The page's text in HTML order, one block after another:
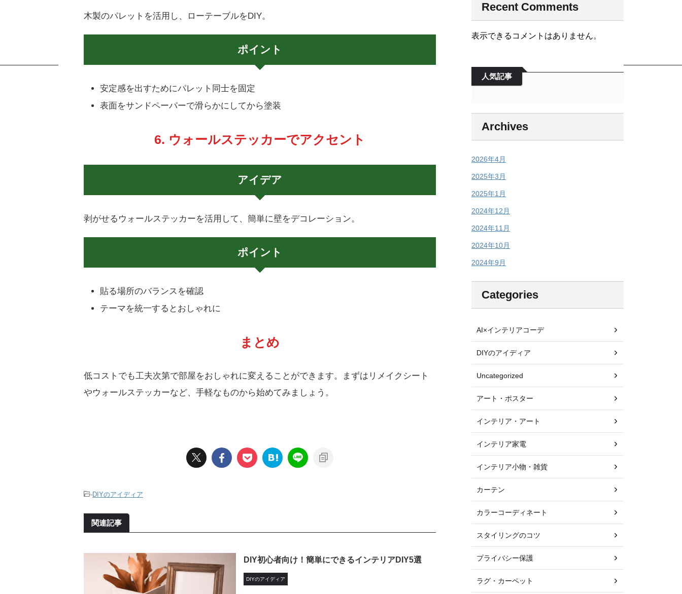
木製のパレットを活用し、ローテーブルをDIY。
ポイント
安定感を出すためにパレット同士を固定
表面をサンドペーパーで滑らかにしてから塗装
6. ウォールステッカーでアクセント
アイデア
剥がせるウォールステッカーを活用して、簡単に壁をデコレーション。
ポイント
貼る場所のバランスを確認
テーマを統一するとおしゃれに
まとめ
低コストでも工夫次第で部屋をおしゃれに変えることができます。まずはリメイクシート
やウォールステッカーなど、手軽なものから始めてみましょう。
-DIYのアイディア
関連記事
DIY初心者向け！簡単にできるインテリアDIY5選
DIYのアイディア
Recent Comments
表示できるコメントはありません。
人気記事
Archives
2026年4月
2025年3月
2025年1月
2024年12月
2024年11月
2024年10月
2024年9月
Categories
AI×インテリアコーデ
DIYのアイディア
Uncategorized
アート・ポスター
インテリア・アート
インテリア家電
インテリア小物・雑貨
カーテン
カラーコーディネート
スタイリングのコツ
プライバシー保護
ラグ・カーペット